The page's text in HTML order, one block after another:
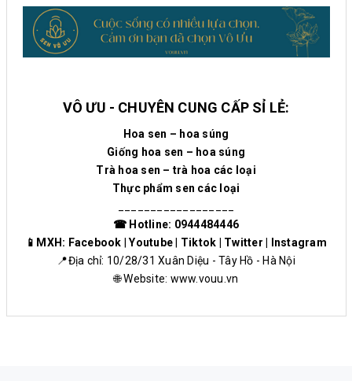
VÔ ƯU - CHUYÊN CUNG CẤP SỈ LẺ:
Hoa sen – hoa súng
Giống hoa sen – hoa súng
Trà hoa sen – trà hoa các loại
Thực phẩm sen các loại
☎ Hotline: 0944484446
📱MXH: Facebook |Youtube Tiktok Twitter
Instagram
📍Địa chỉ: 10/28/31 Xuân Diệu - Tây Hồ - Hà Nội
🌐 Website: www.vouu.vn